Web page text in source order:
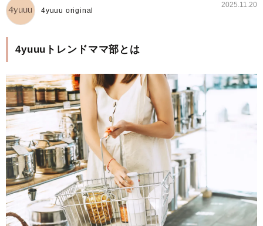
4yuuu original
2025.11.20
4yuuuトレンドママ部とは